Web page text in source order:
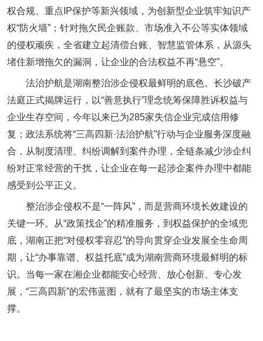
权合规、重点IP保护等新兴领域，为创新型企业筑牢知识产
权“防火墙”；针对拖欠民企账款、市场准入不公等实体领域
的侵权顽疾，全省建立起清偿台账、智慧监管体系，从源头
堵住新增拖欠的漏洞，让企业的合法权益不再“悬空”。
法治护航是湖南整治涉企侵权最鲜明的底色。长沙破产
法庭正式揭牌运行，以“善意执行”理念统筹保障胜诉权益与
企业生存空间，今年以来已为285家失信企业完成信用修
复；政法系统将“三高四新·法治护航”行动与企业服务深度融
合，从制度清理、纠纷调解到案件办理，全链条减少涉企纠
纷对正常经营的干扰，让企业在每一起涉企案件办理中都能
感受到公平正义。
整治涉企侵权不是“一阵风”，而是营商环境长效建设的
关键一环。从“政策找企”的精准服务，到权益保护的全域兜
底，湖南正把“对侵权零容忍”的导向贯穿企业发展全生命周
期，让“办事靠谱、权益托底”成为湖南营商环境最鲜明的标
识。当每一家在湘企业都能安心经营、放心创新、专心发
展，“三高四新”的宏伟蓝图，就有了最坚实的市场主体支
撑。